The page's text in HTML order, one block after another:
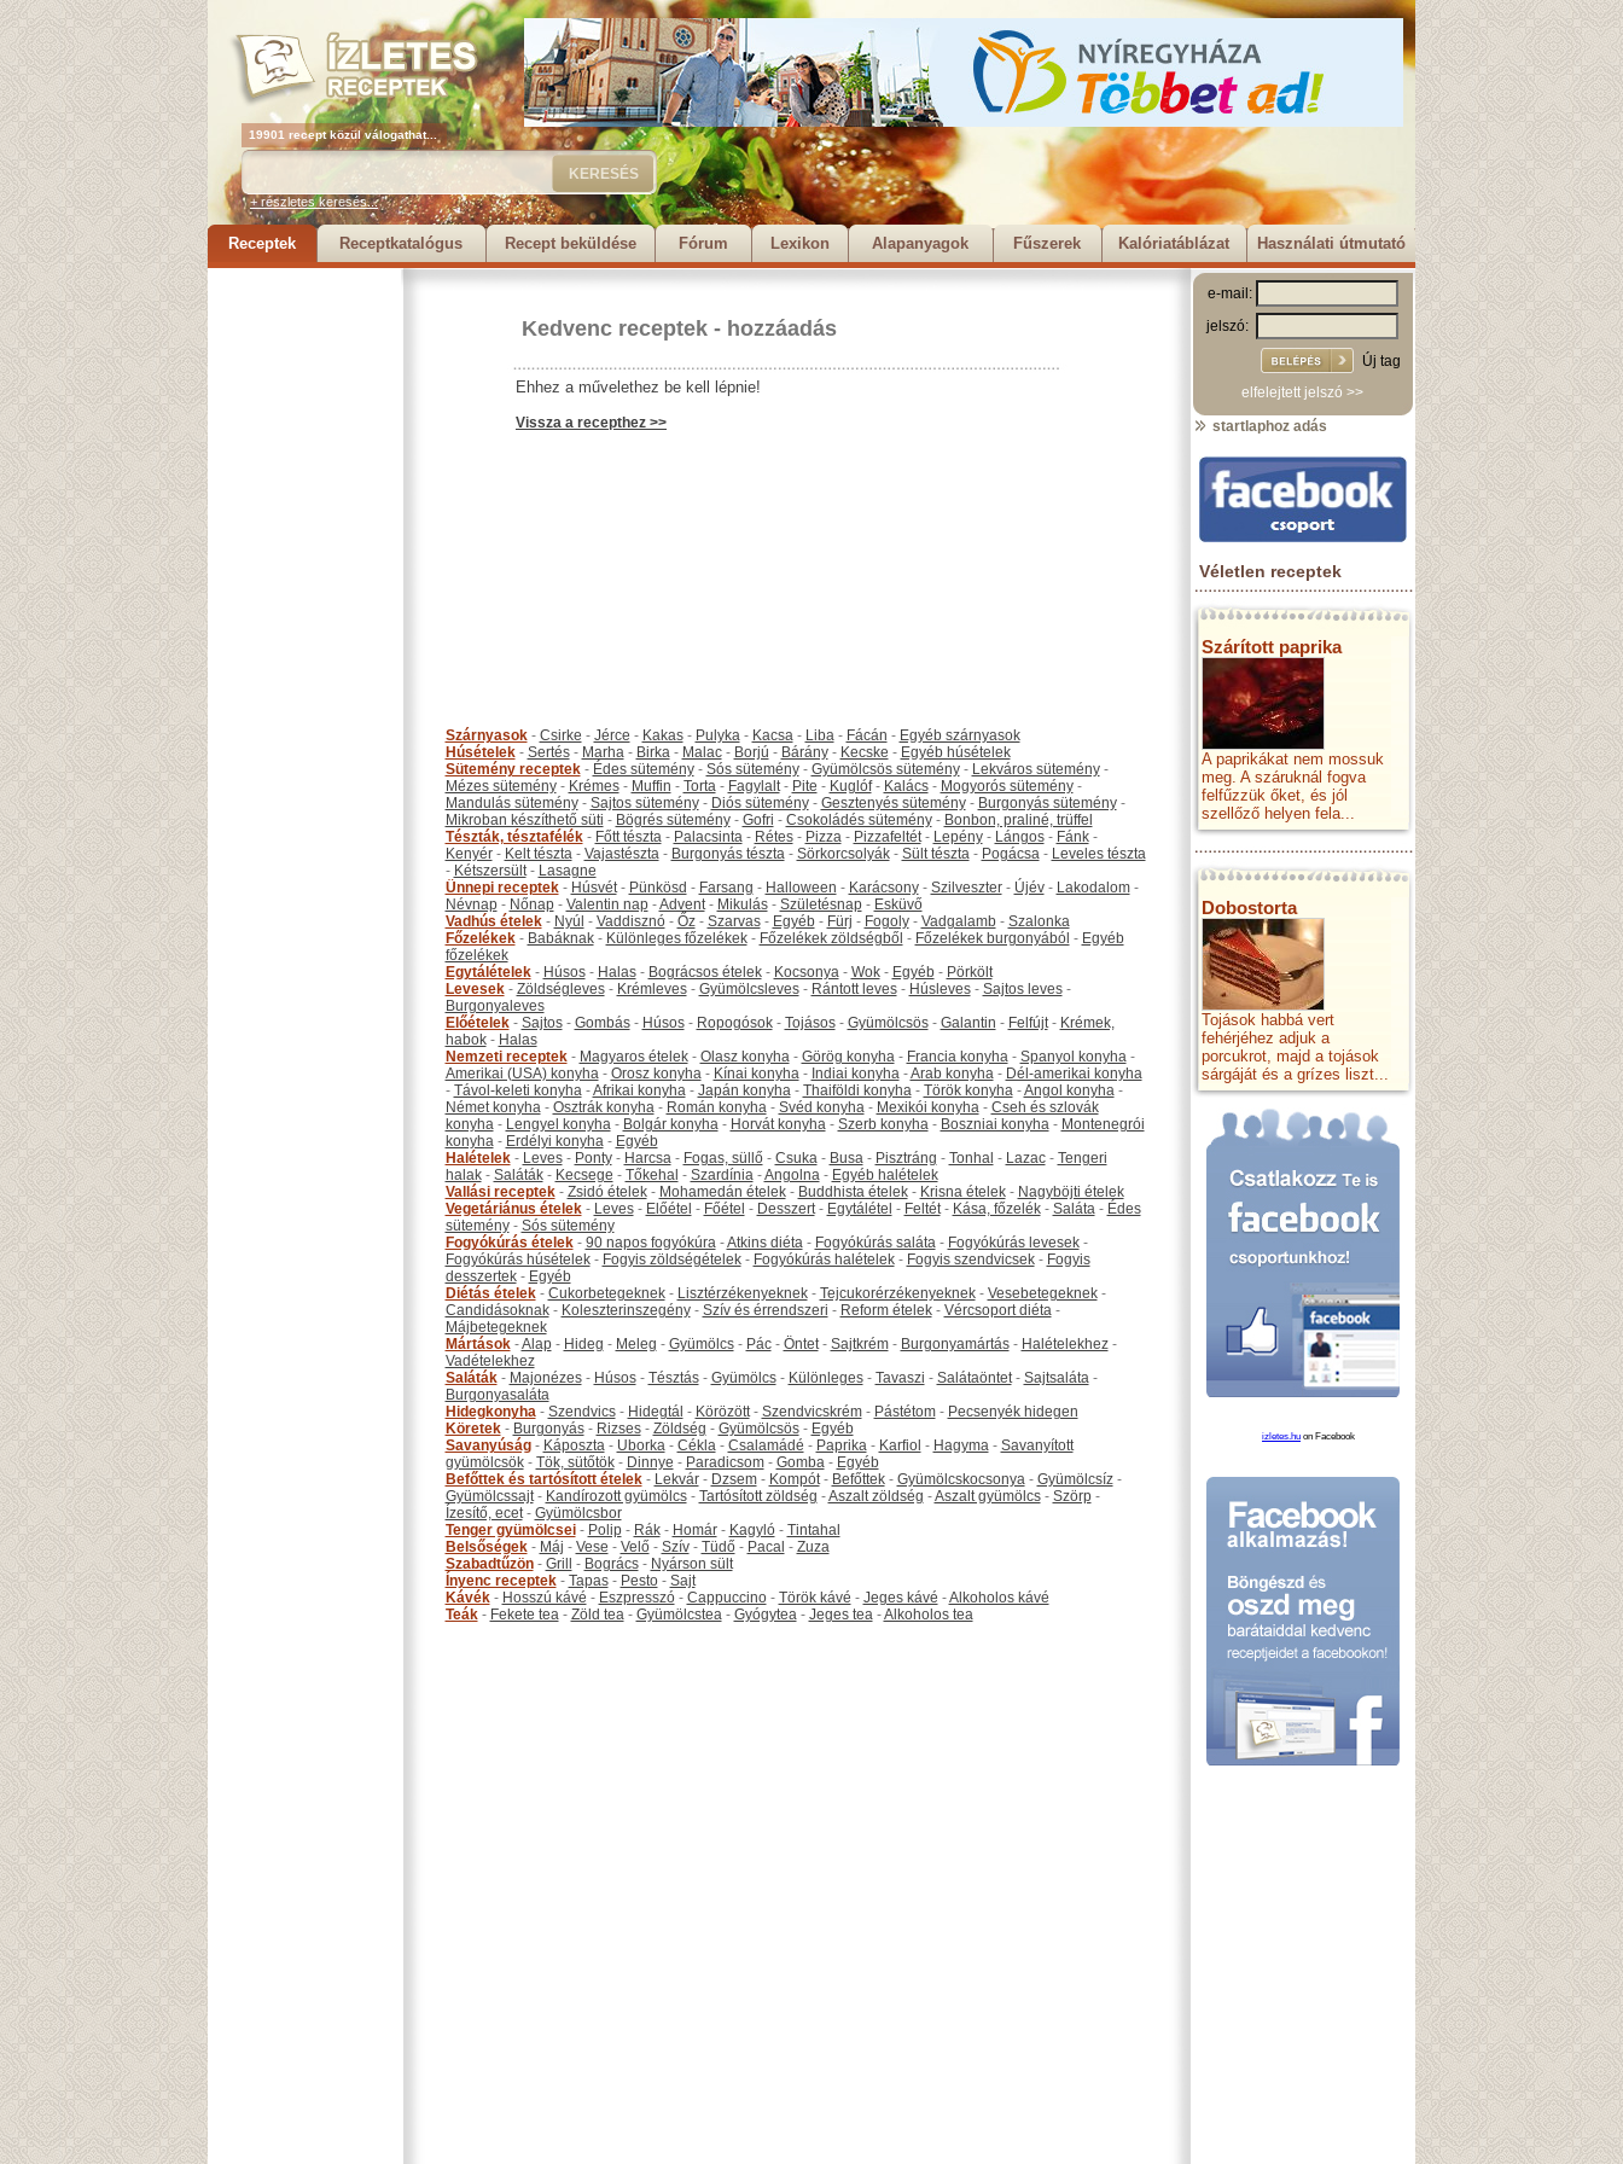
19901 recept közül válogathat...
+ részletes keresés...
Receptek Receptkatalógus Recept beküldése Fórum Lexikon Alapanyagok Fűszerek Kalóriatáblázat Használati útmutató
Kedvenc receptek - hozzáadás
Ehhez a művelethez be kell lépnie!
Vissza a recepthez >>
Szárnyasok- Csirke - Jérce - Kakas- Pulyka- Kacsa- Liba- Fácán - Egyéb szárnyasok
Húsételek- Sertés- Marha- Birka- Malac- Borjú - Bárány- Kecske - Egyéb húsételek
Sütemény receptek- Édes sütemény- Sós sütemény- Gyümölcsös sütemény- Lekváros sütemény-
Mézes sütemény- Krémes- Muffin - Torta- Fagylalt- Pite - Kuglóf- Kalács- Mogyorós sütemény-
Mandulás sütemény- Sajtos sütemény- Diós sütemény- Gesztenyés sütemény- Burgonyás sütemény-
Mikroban készíthető süti - Bögrés sütemény- Gofri - Csokoládés sütemény- Bonbon, praliné, trüffel
Tészták, tésztafélék- Főtt tészta- Palacsinta- Rétes- Pizza- Pizzafeltét- Lepény- Lángos- Fánk-
Kenyér- Kelt tészta- Vajastészta- Burgonyás tészta- Sörkorcsolyák- Sült tészta- Pogácsa- Leveles tészta
- Kétszersült- Lasagne
Ünnepi receptek- Húsvét- Pünkösd - Farsang - Halloween - Karácsony- Szilveszter- Újév- Lakodalom-
Névnap- Nőnap- Valentin nap-Advent- Mikulás- Születésnap- Esküvő
Vadhús ételek- Nyúl - Vaddisznó- Őz- Szarvas- Egyéb- Fürj - Fogoly- Vadgalamb- Szalonka
Főzelékek- Babáknak- Különleges főzelékek- Főzelékek zöldségből - Főzelékek burgonyából - Egyéb
főzelékek
Egytálételek- Húsos- Halas- Bográcsos ételek- Kocsonya- Wok- Egyéb- Pörkölt
Levesek- Zöldségleves- Krémleves- Gyümölcsleves- Rántott leves- Húsleves- Sajtos leves-
Burgonyaleves
Előételek- Sajtos- Gombás- Húsos- Ropogósok- Tojásos- Gyümölcsös- Galantin - Felfújt- Krémek,
habok- Halas
Nemzeti receptek- Magyaros ételek- Olasz konyha- Görög konyha- Francia konyha- Spanyol konyha-
Amerikai (USA) konyha- Orosz konyha- Kínai konyha- Indiai konyha-Arab konyha- Dél-amerikai konyha
- Távol-keleti konyha-Afrikai konyha- Japán konyha- Thaiföldi konyha- Török konyha-Angol konyha-
Német konyha- Osztrák konyha- Román konyha- Svéd konyha- Mexikói konyha- Cseh és szlovák
konyha- Lengyel konyha- Bolgár konyha- Horvát konyha- Szerb konyha- Boszniai konyha- Montenegrói
konyha- Erdélyi konyha- Egyéb
Halételek- Leves- Ponty- Harcsa- Fogas, süllő- Csuka- Busa- Pisztráng - Tonhal - Lazac- Tengeri
halak- Saláták- Kecsege - Tőkehal - Szardínia-Angolna- Egyéb halételek
Vallási receptek- Zsidó ételek- Mohamedán ételek- Buddhista ételek- Krisna ételek- Nagyböjti ételek
Vegetáriánus ételek- Leves- Előétel - Főétel - Desszert- Egytálétel - Feltét- Kása, főzelék- Saláta- Édes
sütemény- Sós sütemény
Fogyókúrás ételek- 90 napos fogyókúra-Atkins diéta- Fogyókúrás saláta- Fogyókúrás levesek-
Fogyókúrás húsételek- Fogyis zöldségételek- Fogyókúrás halételek- Fogyis szendvicsek- Fogyis
desszertek- Egyéb
Diétás ételek- Cukorbetegeknek- Lisztérzékenyeknek- Tejcukorérzékenyeknek- Vesebetegeknek-
Candidásoknak- Koleszterinszegény- Szív és érrendszeri - Reform ételek- Vércsoport diéta-
Májbetegeknek
Mártások-Alap- Hideg - Meleg - Gyümölcs- Pác- Öntet- Sajtkrém- Burgonyamártás- Halételekhez-
Vadételekhez
Saláták- Majonézes- Húsos- Tésztás- Gyümölcs- Különleges- Tavaszi - Salátaöntet- Sajtsaláta-
Burgonyasaláta
Hidegkonyha- Szendvics- Hidegtál - Körözött- Szendvicskrém- Pástétom- Pecsenyék hidegen
Köretek- Burgonyás- Rizses- Zöldség - Gyümölcsös- Egyéb
Savanyúság- Káposzta- Uborka- Cékla- Csalamádé - Paprika- Karfiol - Hagyma- Savanyított
gyümölcsök- Tök, sütőtök- Dinnye - Paradicsom- Gomba- Egyéb
Befőttek és tartósított ételek- Lekvár- Dzsem- Kompót- Befőttek- Gyümölcskocsonya- Gyümölcsíz-
Gyümölcssajt- Kandírozott gyümölcs- Tartósított zöldség -Aszalt zöldség -Aszalt gyümölcs- Szörp-
Ízesítő, ecet- Gyümölcsbor
Tenger gyümölcsei- Polip- Rák- Homár- Kagyló- Tintahal
Belsőségek- Máj - Vese - Velő- Szív- Tüdő- Pacal - Zuza
Szabadtűzön- Grill - Bogrács- Nyárson sült
Ínyenc receptek- Tapas- Pesto- Sajt
Kávék- Hosszú kávé - Eszpresszó- Cappuccino- Török kávé - Jeges kávé -Alkoholos kávé
Teák- Fekete tea- Zöld tea- Gyümölcstea- Gyógytea- Jeges tea-Alkoholos tea
e-mail:
jelszó:
Új tag
elfelejtett jelszó >>
startlaphoz adás
Véletlen receptek
Szárított paprika
A paprikákat nem mossuk
meg. A száruknál fogva
felfűzzük őket, és jól
szellőző helyen fela...
Dobostorta
Tojások habbá vert
fehérjéhez adjuk a
porcukrot, majd a tojások
sárgáját és a grízes liszt...
izletes.hu on Facebook